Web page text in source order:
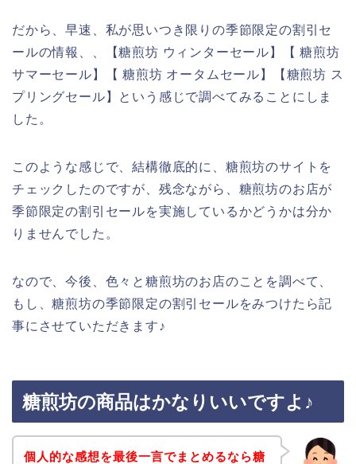
だから、早速、私が思いつき限りの季節限定の割引セ
ールの情報、、【糖煎坊 ウィンターセール】【 糖煎坊
サマーセール】【 糖煎坊 オータムセール】【糖煎坊 ス
プリングセール】という感じで調べてみることにしま
した。
このような感じで、結構徹底的に、糖煎坊のサイトを
チェックしたのですが、残念ながら、糖煎坊のお店が
季節限定の割引セールを実施しているかどうかは分か
りませんでした。
なので、今後、色々と糖煎坊のお店のことを調べて、
もし、糖煎坊の季節限定の割引セールをみつけたら記
事にさせていただきます♪
糖煎坊の商品はかなりいいですよ♪
個人的な感想を最後一言でまとめるなら糖